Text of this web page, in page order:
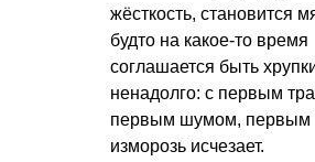
жёсткость, становится
будто на какое-то время
соглашается быть
ненадолго: с первым
первым шумом, первым
изморозь исчезает.